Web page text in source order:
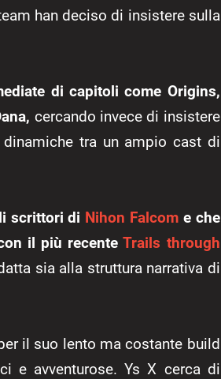
han deciso di insistere sulla
di capitoli come Origins,
cercando invece di insistere
tra un ampio cast di
scrittori di Nihon Falcom e che
il più recenteTrails through
sia alla struttura narrativa di
il suo lento ma costante build
e avventurose. Ys X cerca di